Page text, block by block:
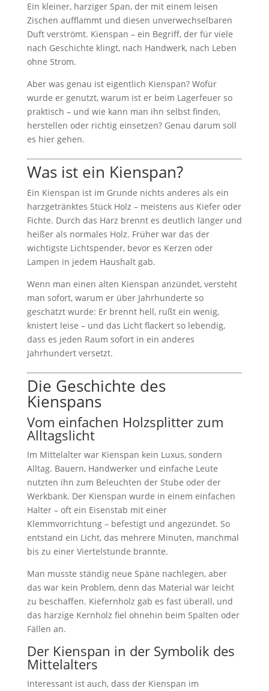
Ein kleiner, harziger Span, der mit einem leisen
Zischen aufflammt und diesen unverwechselbaren
Duft verströmt. Kienspan – ein Begriff, der für viele
nach Geschichte klingt, nach Handwerk, nach Leben
ohne Strom.
Aber was genau ist eigentlich Kienspan? Wofür
wurde er genutzt, warum ist er beim Lagerfeuer so
praktisch – und wie kann man ihn selbst finden,
herstellen oder richtig einsetzen? Genau darum soll
es hier gehen.
Was ist ein Kienspan?
Ein Kienspan ist im Grunde nichts anderes als ein
harzgetränktes Stück Holz – meistens aus Kiefer oder
Fichte. Durch das Harz brennt es deutlich länger und
heißer als normales Holz. Früher war das der
wichtigste Lichtspender, bevor es Kerzen oder
Lampen in jedem Haushalt gab.
Wenn man einen alten Kienspan anzündet, versteht
man sofort, warum er über Jahrhunderte so
geschätzt wurde: Er brennt hell, rußt ein wenig,
knistert leise – und das Licht flackert so lebendig,
dass es jeden Raum sofort in ein anderes
Jahrhundert versetzt.
Die Geschichte des
Kienspans
Vom einfachen Holzsplitter zum
Alltagslicht
Im Mittelalter war Kienspan kein Luxus, sondern
Alltag. Bauern, Handwerker und einfache Leute
nutzten ihn zum Beleuchten der Stube oder der
Werkbank. Der Kienspan wurde in einem einfachen
Halter – oft ein Eisenstab mit einer
Klemmvorrichtung – befestigt und angezündet. So
entstand ein Licht, das mehrere Minuten, manchmal
bis zu einer Viertelstunde brannte.
Man musste ständig neue Späne nachlegen, aber
das war kein Problem, denn das Material war leicht
zu beschaffen. Kiefernholz gab es fast überall, und
das harzige Kernholz fiel ohnehin beim Spalten oder
Fällen an.
Der Kienspan in der Symbolik des
Mittelalters
Interessant ist auch, dass der Kienspan im